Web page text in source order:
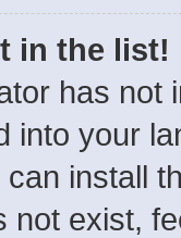
in the list!
has not
into your
install
not exist,